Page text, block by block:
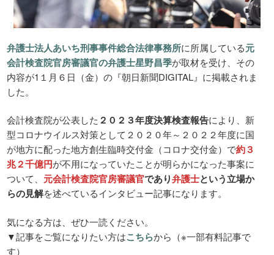
弁護士法人あいち刑事事件総合法律事務所に所属している元
会計検査院官房審議官の弁護士星野昌季が取材を受け、その
内容が1１月６日（金）の『朝日新聞DIGITAL』に掲載されま
した。
会計検査院が公表した ２０２３年度決算検査報告により、新
型コロナウイルス対策として２０２０年～２０２２年度に国
が地方に配った地方創生臨時交付金（コロナ交付金）で約３
兆２千億円が不用になっていたことが明らかになった事案に
ついて、 元会計検査院官房審議官であり弁護士という立場か
らの見解を述べているインタビュー記事になります。
気になる方は、ぜひ一読ください。
▼記事をご覧になりたい方はこちらから（※一部有料記事で
す）